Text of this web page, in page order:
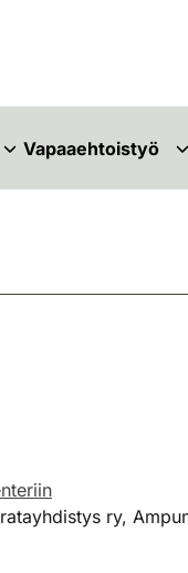
Vapaaehtoistyö
ry,